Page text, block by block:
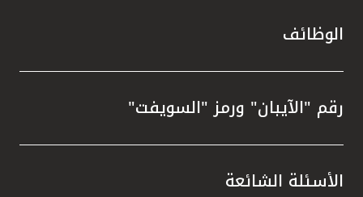
الوظائف
رقم "الآيبان" ورمز "السويفت"
الأسئلة الشائعة